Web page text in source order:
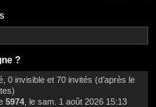
?
0 invisible et 70 invités (d’après le
5974 , le sam. 1 août 2026 15:13